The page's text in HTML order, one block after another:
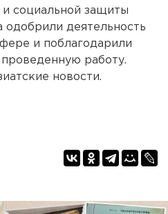
социальной защиты
деятельность
и поблагодарили
работу.
новости.